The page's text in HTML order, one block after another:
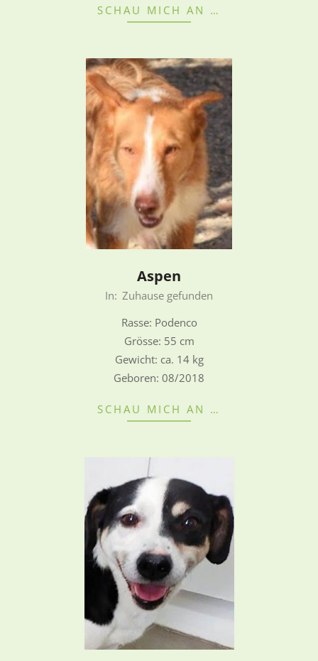
SCHAU MICH AN …
Aspen
In: Zuhause gefunden
Rasse: Podenco
Grösse: 55 cm
Gewicht: ca. 14 kg
Geboren: 08/2018
SCHAU MICH AN …